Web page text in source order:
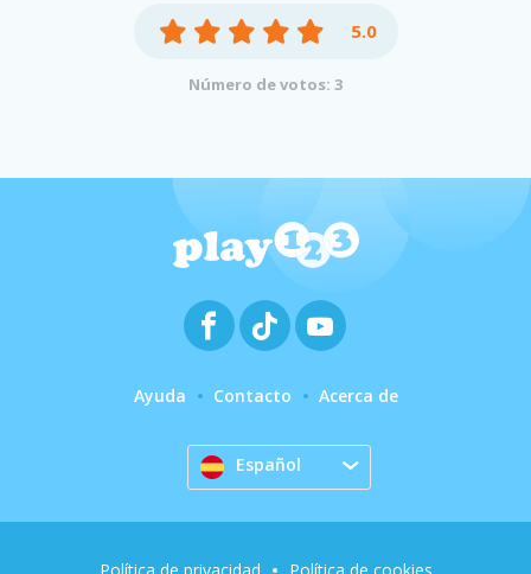
5.0
Número de votos: 3
Ayuda Contacto Acerca de
Español